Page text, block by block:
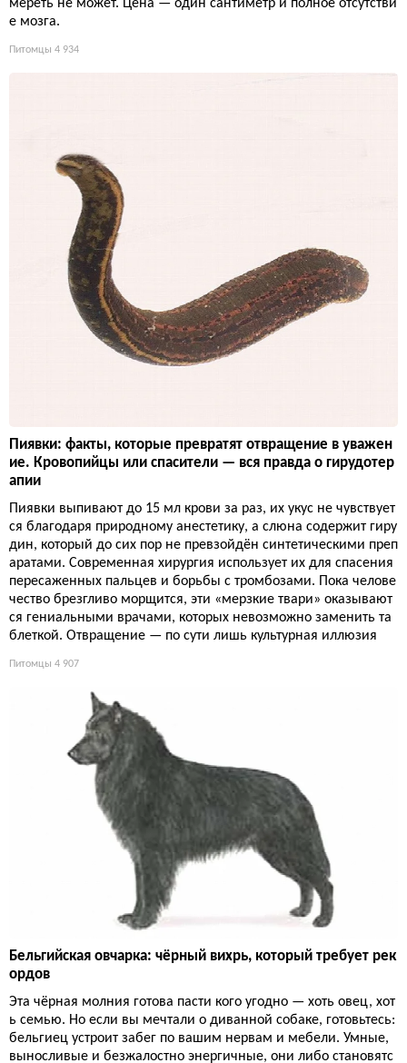
мереть не может. Цена — один сантиметр и полное отсутстви
е мозга.
Питомцы 4 934
Пиявки: факты, которые превратят отвращение в уважен
ие. Кровопийцы или спасители — вся правда о гирудотер
апии
Пиявки выпивают до 15 мл крови за раз, их укус не чувствует
ся благодаря природному анестетику, а слюна содержит гиру
дин, который до сих пор не превзойдён синтетическими преп
аратами. Современная хирургия использует их для спасения
пересаженных пальцев и борьбы с тромбозами. Пока челове
чество брезгливо морщится, эти «мерзкие твари» оказывают
ся гениальными врачами, которых невозможно заменить та
блеткой. Отвращение — по сути лишь культурная иллюзия
Питомцы 4 907
Бельгийская овчарка: чёрный вихрь, который требует рек
ордов
Эта чёрная молния готова пасти кого угодно — хоть овец, хот
ь семью. Но если вы мечтали о диванной собаке, готовьтесь:
бельгиец устроит забег по вашим нервам и мебели. Умные,
выносливые и безжалостно энергичные, они либо становятс